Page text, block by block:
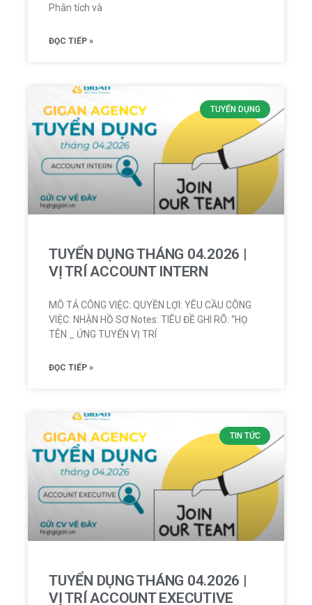
Phân tích và
ĐỌC TIẾP »
TUYỂN DỤNG
TUYỂN DỤNG THÁNG 04.2026 |
VỊ TRÍ ACCOUNT INTERN
MÔ TẢ CÔNG VIỆC: QUYỀN LỢI: YÊU CẦU CÔNG
VIỆC: NHẬN HỒ SƠ Notes: TIÊU ĐỀ GHI RÕ: “HỌ
TÊN _ ỨNG TUYỂN VỊ TRÍ
ĐỌC TIẾP »
TIN TỨC
TUYỂN DỤNG THÁNG 04.2026 |
VỊ TRÍ ACCOUNT EXECUTIVE